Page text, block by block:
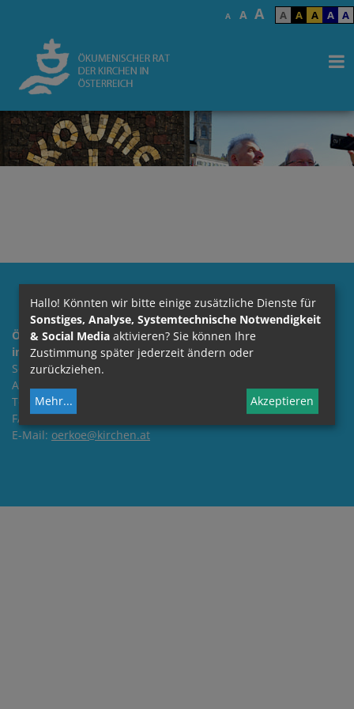
A A A A A A A A
Ökumenischer Rat der Kirchen
in Österreich
Severin Schreiber Gasse 3
A-1180 Wien
Tel: +43 - 59 - 151700-204
FAX: +43 - 59 - 151700-550
E-Mail: oerkoe@kirchen.at
Hallo! Könnten wir bitte einige zusätzliche Dienste für
Sonstiges, Analyse, Systemtechnische Notwendigkeit
& Social Media aktivieren? Sie können Ihre
Zustimmung später jederzeit ändern oder
zurückziehen.
Mehr... Akzeptieren